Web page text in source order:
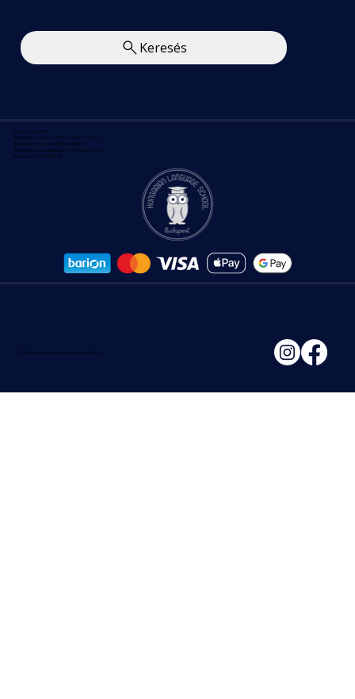
Keresés
Magyar Iskola Kft.
A feltüntetett árak az ÁFÁ-t tartalmazzák.
Nyilvántartási szám: B/2020/000830
Felnőttképzési engedélyszám : E/2020/000139
Adószám: 21559499-2-42
© 2026 All rights reserved to Hungarian Language School